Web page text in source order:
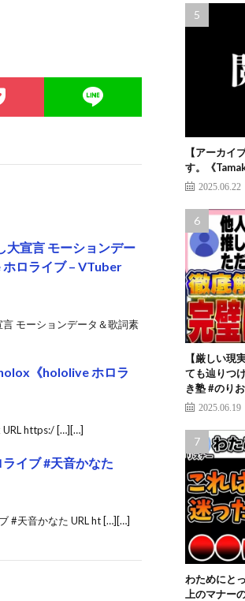
大宣言 モーションデー
ロライブ – VTuber
モーションデータ＆歌詞素
《hololive ホロラ
URL https:/ […][…]
イブ #天音かなた
#天音かなた URL ht […][…]
【アーカイ
す。《
2025.06.22
【厳しい現
ても辿りつ
き塾 #のりお
2025.06.19
わためにと
上のマナー